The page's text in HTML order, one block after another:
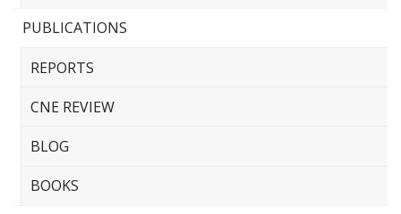
PUBLICATIONS
REPORTS
CNE REVIEW
BLOG
BOOKS